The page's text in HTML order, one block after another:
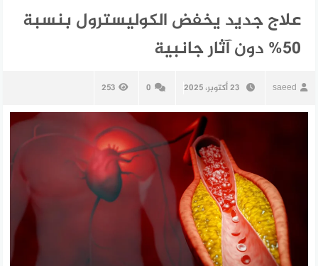
علاج جديد يخفض الكوليسترول بنسبة
50% دون آثار جانبية
saeed 23 أكتوبر، 2025 0
253